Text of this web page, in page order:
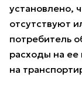
установлено,
отсутствуют
потребитель
расходы на
на